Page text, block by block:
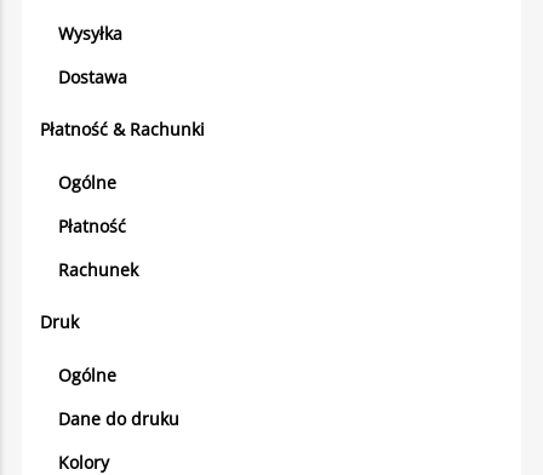
Wysyłka
Dostawa
Płatność & Rachunki
Ogólne
Płatność
Rachunek
Druk
Ogólne
Dane do druku
Kolory